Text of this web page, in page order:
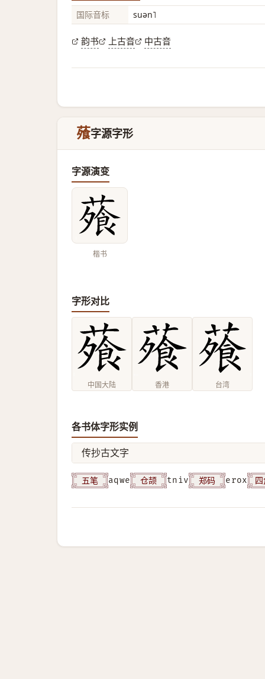
国际音标 suən˥
韵书 上古音 中古音
蕵字源字形
字源演变
楷书
字形对比
中国大陆 香港 台湾
各书体字形实例
传抄古文字
五笔 aqwe 仓颉 tniv 郑码 erox